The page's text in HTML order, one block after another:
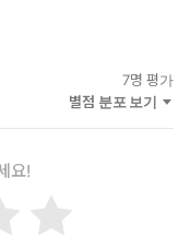
7명 평가
별점 분포 보기
요!